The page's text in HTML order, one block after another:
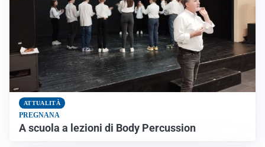
ATTUALITÀ
PREGNANA
A scuola a lezioni di Body Percussion